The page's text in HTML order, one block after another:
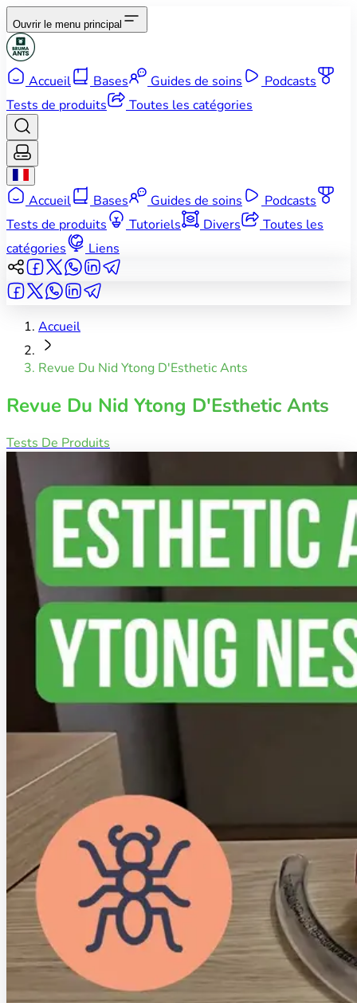
Ouvrir le menu principal
Accueil Bases Guides de soins
Podcasts
Tests de produits
Toutes les catégories
Accueil Bases Guides de soins
Podcasts
Tests de produits
Tutoriels Divers
Toutes les
catégories
Liens
Accueil
Revue Du Nid Ytong D'Esthetic Ants
Revue Du Nid Ytong D'Esthetic Ants
Tests De Produits